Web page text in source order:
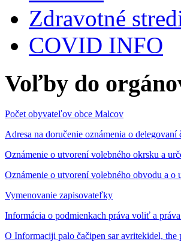
Zdravotné
COVID INFO
Voľby do
Počet obyvateľov obce Malcov
Adresa na doručenie oznámenia o
Oznámenie o utvorení volebného okrsku a
Oznámenie o utvorení volebného obvodu a o
Vymenovanie zapisovateľky
Informácia o podmienkach práva voliť a
O Informaciji palo čačipen sar avritekidel, the